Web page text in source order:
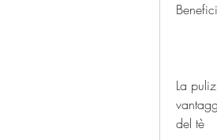
La
del tè